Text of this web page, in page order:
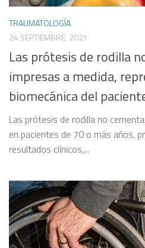
TRAUMATOLOGÍA
24 SEPTIEMBRE, 2021
Las prótesis de rodilla
impresas a medida,
biomecánica del
Las prótesis de rodilla no
en pacientes de 70 o más años,
resultados clínicos,...